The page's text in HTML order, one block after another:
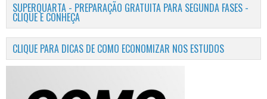
SUPERQUARTA - PREPARAÇÃO GRATUITA PARA SEGUNDA FASES -
CLIQUE E CONHEÇA
CLIQUE PARA DICAS DE COMO ECONOMIZAR NOS ESTUDOS